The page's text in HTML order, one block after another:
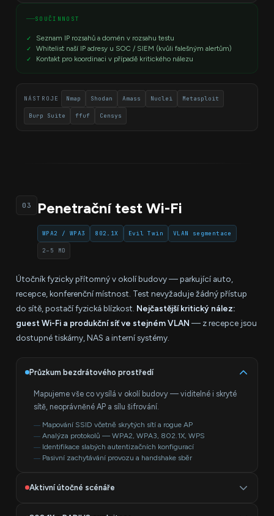
SOUČINNOST
Seznam IP rozsahů a domén v rozsahu testu
Whitelist naší IP adresy u SOC / SIEM (kvůli falešným alertům)
Kontakt pro koordinaci v případě kritického nálezu
NÁSTROJE Nmap Shodan Amass Nuclei Metasploit
Burp Suite ffuf Censys
03 Penetrační test Wi-Fi
WPA2 / WPA3 802.1X Evil Twin VLAN segmentace
2–5 MD
Útočník fyzicky přítomný v okolí budovy — parkující auto,
recepce, konferenční místnost. Test nevyžaduje žádný přístup
do sítě, postačí fyzická blízkost. Nejčastější kritický nález:
guest Wi-Fi a produkční síť ve stejném VLAN — z recepce jsou
dostupné tiskárny, NAS a interní systémy.
Průzkum bezdrátového prostředí
Mapujeme vše co vysílá v okolí budovy — viditelné i skryté
sítě, neoprávněné AP a sílu šifrování.
Mapování SSID včetně skrytých sítí a rogue AP
Analýza protokolů — WPA2, WPA3, 802.1X, WPS
Identifikace slabých autentizačních konfigurací
Pasivní zachytávání provozu a handshake sběr
Aktivní útočné scénáře